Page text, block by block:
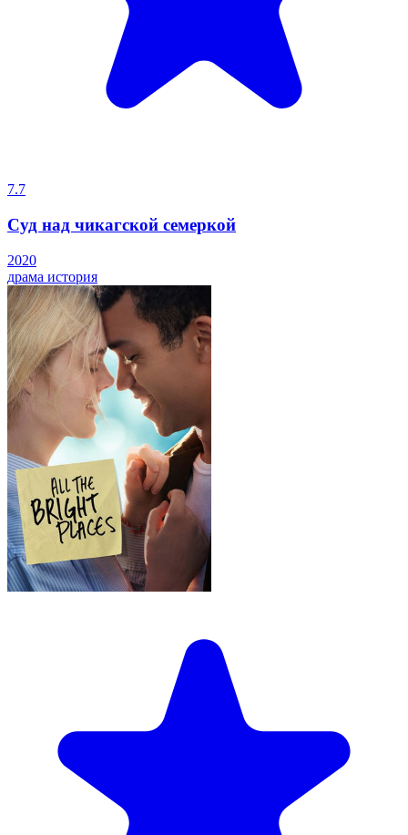
7.7
Суд над чикагской семеркой
2020
драма история